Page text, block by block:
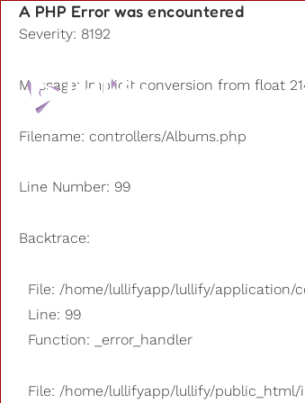
A PHP Error was encountered
Severity: 8192
Message: Implicit conversion from float
Filename: controllers/Albums.php
Line Number: 99
Backtrace:
File: /home/lullifyapp/lullify/application/
Line: 99
Function: _error_handler
File: /home/lullifyapp/lullify/public_html/